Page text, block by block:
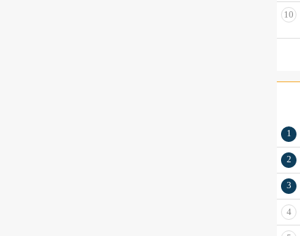
10
1
2
3
4